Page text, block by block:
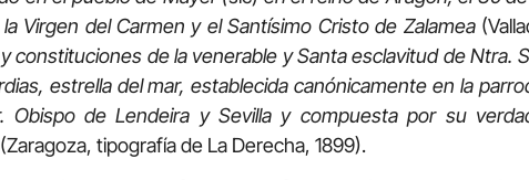
Virgen del Carmen y el Santísimo Cristo de Zalamea
constituciones de la venerable y Santa esclavitudde Ntra.
estrella del mar, establecida canónicamente en la
. Obispo de Lendeira y Sevilla y compuesta por su
tipografía de La Derecha, 1899).